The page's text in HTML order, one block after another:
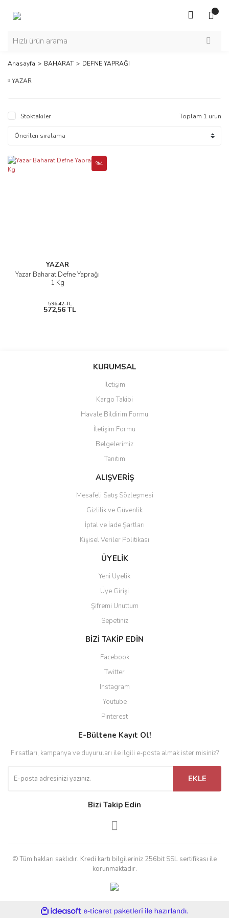
Anasayfa BAHARAT DEFNE YAPRAĞI
YAZAR
Stoktakiler Toplam 1 ürün
YAZAR
Yazar Baharat Defne Yaprağı
1 Kg
%4
596,42 TL
572,56 TL
KURUMSAL
İletişim
Kargo Takibi
Havale Bildirim Formu
İletişim Formu
Belgelerimiz
Tanıtım
ALIŞVERİŞ
Mesafeli Satış Sözleşmesi
Gizlilik ve Güvenlik
İptal ve İade Şartları
Kişisel Veriler Politikası
ÜYELİK
Yeni Üyelik
Üye Girişi
Şifremi Unuttum
Sepetiniz
BİZİ TAKİP EDİN
Facebook
Twitter
Instagram
Youtube
Pinterest
E-Bültene Kayıt Ol!
Fırsatları, kampanya ve duyuruları ile ilgili e-posta almak ister misiniz?
EKLE
Bizi Takip Edin
© Tüm hakları saklıdır. Kredi kartı bilgileriniz 256bit SSL sertifikası ile
korunmaktadır.
ideasoft
e-